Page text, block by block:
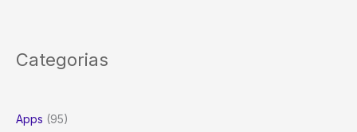
Categorias
Apps (95)